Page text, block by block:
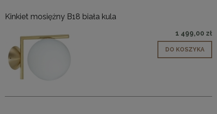
Kinkiet mosiężny B18 biała kula
1 499,00 zł
DO KOSZYKA